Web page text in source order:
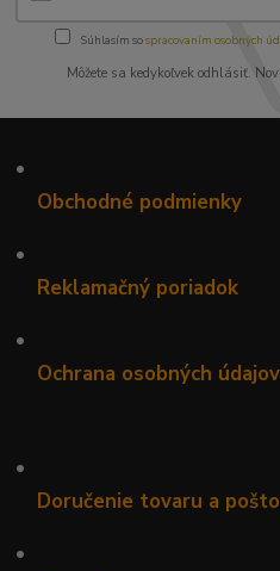
Súhlasím sospracovaním osobných
Môžete sa kedykoľvek odhlásiť.
•
Obchodné podmienky
•
Reklamačný poriadok
•
Ochrana osobných údajov
•
Doručenie tovaru a
•